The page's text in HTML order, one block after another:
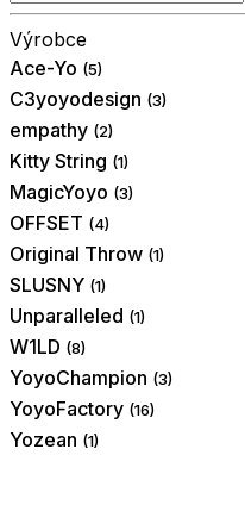
Výrobce
Ace-Yo (5)
C3yoyodesign (3)
empathy (2)
Kitty String (1)
MagicYoyo (3)
OFFSET (4)
Original Throw (1)
SLUSNY (1)
Unparalleled (1)
W1LD (8)
YoyoChampion (3)
YoyoFactory (16)
Yozean (1)